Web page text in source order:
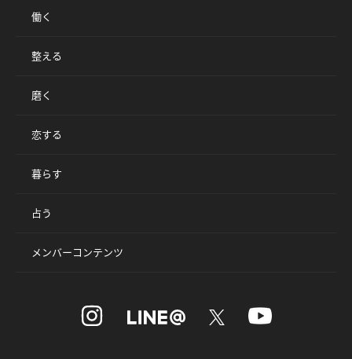
働く
整える
磨く
恋する
暮らす
占う
メンバーコンテンツ